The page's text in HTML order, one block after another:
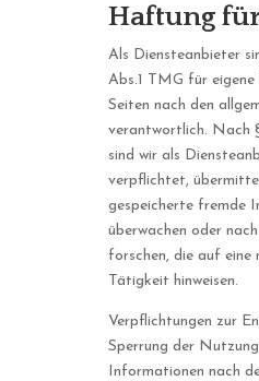
Haftung
Als Diensteanbieter
Abs.1 TMG für
Seiten nach den
verantwortlich. Nach
sind wir als
verpflichtet,
gespeicherte fremde
überwachen oder
forschen, die auf eine
Tätigkeit hinweisen.
Verpflichtungen zur
Sperrung der
Informationen nach